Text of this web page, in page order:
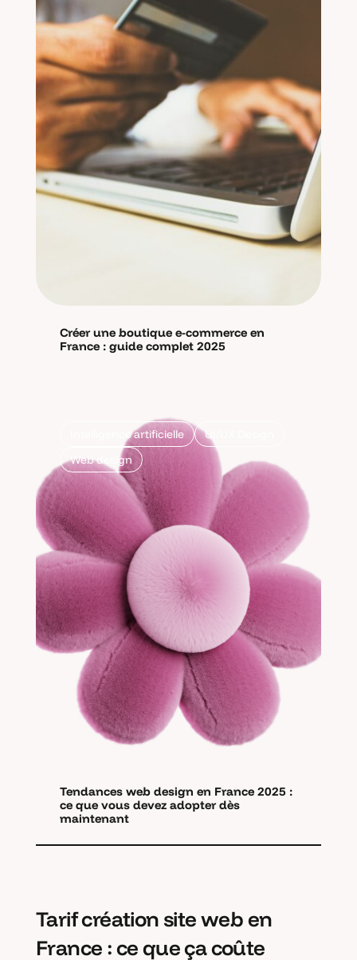
Créer une boutique e-commerce en
France : guide complet 2025
Intelligence artificielle
UI/UX Design
Web design
Tendances web design en France 2025 :
ce que vous devez adopter dès
maintenant
Tarif création site web en
France : ce que ça coûte